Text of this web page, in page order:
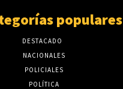
populares
DESTACADO
NACIONALES
POLICIALES
POLÍTICA